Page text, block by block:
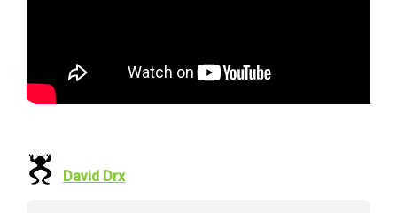
David Drx